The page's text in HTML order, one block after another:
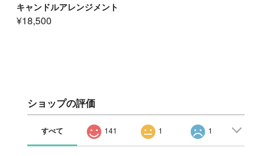
キャンドルアレンジメント
¥18,500
ショップの評価
すべて 141 1 1